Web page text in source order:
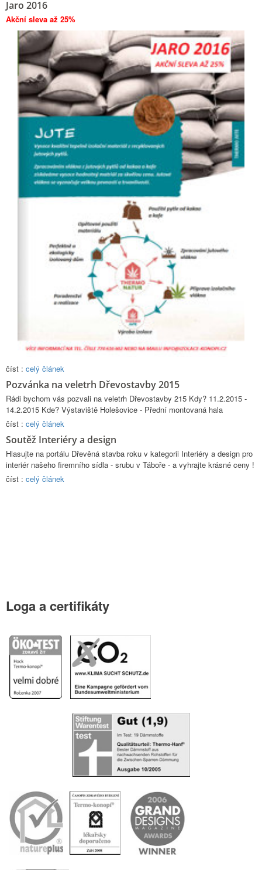
Jaro 2016
Akční sleva až 25%
číst : celý článek
Pozvánka na veletrh Dřevostavby 2015
Rádi bychom vás pozvali na veletrh Dřevostavby 215 Kdy? 11.2.2015 -
14.2.2015 Kde? Výstaviště Holešovice - Přední montovaná hala
číst : celý článek
Soutěž Interiéry a design
Hlasujte na portálu Dřevěná stavba roku v kategorii Interiéry a design pro
interiér našeho firemního sídla - srubu v Táboře - a vyhrajte krásné ceny !
číst : celý článek
Logaa certifikáty